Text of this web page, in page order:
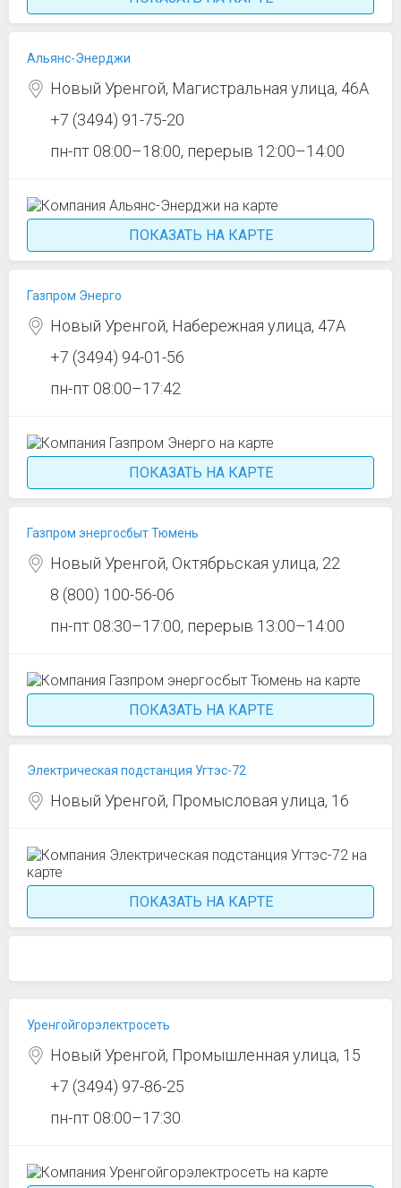
Альянс-Энерджи
Новый Уренгой, Магистральная улица, 46А
+7 (3494) 91-75-20
пн-пт 08:00–18:00, перерыв 12:00–14:00
ПОКАЗАТЬ НА КАРТЕ
Газпром Энерго
Новый Уренгой, Набережная улица, 47А
+7 (3494) 94-01-56
пн-пт 08:00–17:42
ПОКАЗАТЬ НА КАРТЕ
Газпром энергосбыт Тюмень
Новый Уренгой, Октябрьская улица, 22
8 (800) 100-56-06
пн-пт 08:30–17:00, перерыв 13:00–14:00
ПОКАЗАТЬ НА КАРТЕ
Электрическая подстанция Угтэс-72
Новый Уренгой, Промысловая улица, 16
ПОКАЗАТЬ НА КАРТЕ
Уренгойгорэлектросеть
Новый Уренгой, Промышленная улица, 15
+7 (3494) 97-86-25
пн-пт 08:00–17:30